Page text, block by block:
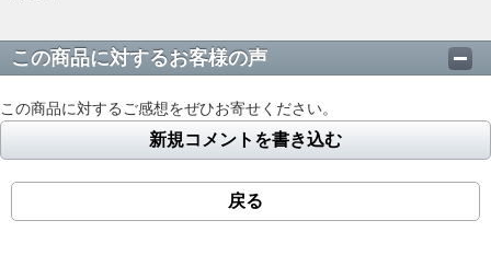
この商品に対するお客様の声
この商品に対するご感想をぜひお寄せください。
新規コメントを書き込む
戻る